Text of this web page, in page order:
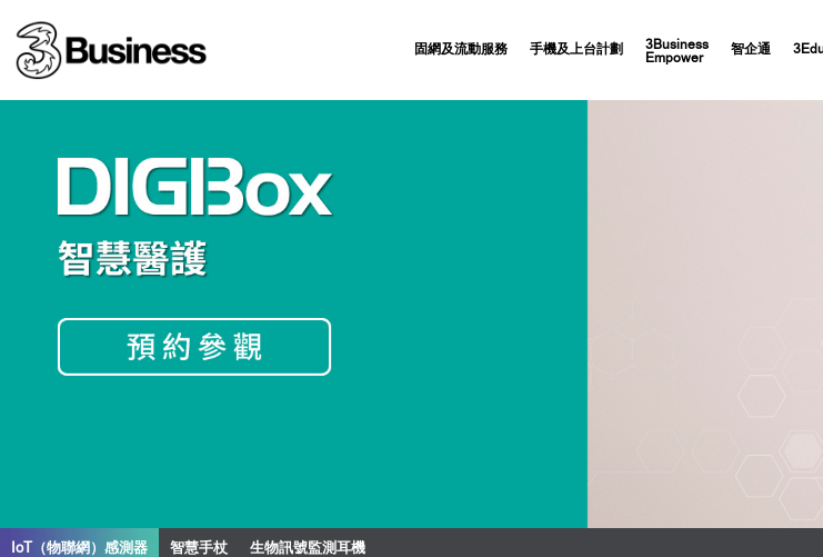
固網及流動服務 手機及上台計劃
3Business
Empower
智企通
IoT（物聯網）感測器 智慧手杖 生物訊號監測耳機